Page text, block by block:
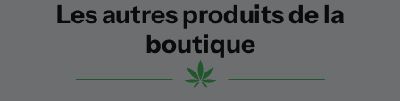
Les autres produits de la
boutique